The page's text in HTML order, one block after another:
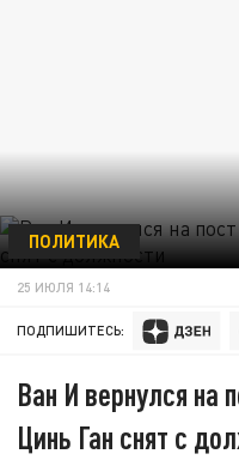
ПОЛИТИКА
25 ИЮЛЯ 14:14
ПОДПИШИТЕСЬ:
Ван И вернулся на
Цинь Ган снят с